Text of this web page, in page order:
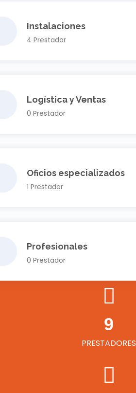
Instalaciones
4 Prestador
Logística y Ventas
0 Prestador
Oficios especializados
1 Prestador
Profesionales
0 Prestador
9
PRESTADORES